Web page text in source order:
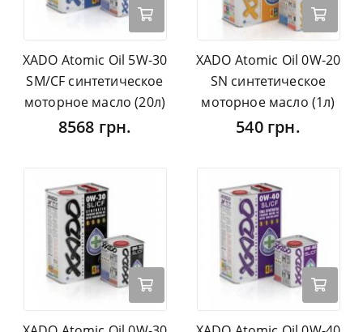
XADO Atomic Oil 5W-30
SM/CF синтетическое
моторное масло (20л)
8568 грн.
XADO Atomic Oil 0W-20
SN синтетическое
моторное масло (1л)
540 грн.